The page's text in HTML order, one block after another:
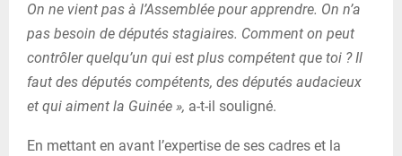
On ne vient pas à l’Assemblée pour apprendre. On n’a
pas besoin de députés stagiaires. Comment on peut
contrôler quelqu’un qui est plus compétent que toi ? Il
faut des députés compétents, des députés audacieux
et qui aiment la Guinée », a-t-il souligné.
En mettant en avant l’expertise de ses cadres et la